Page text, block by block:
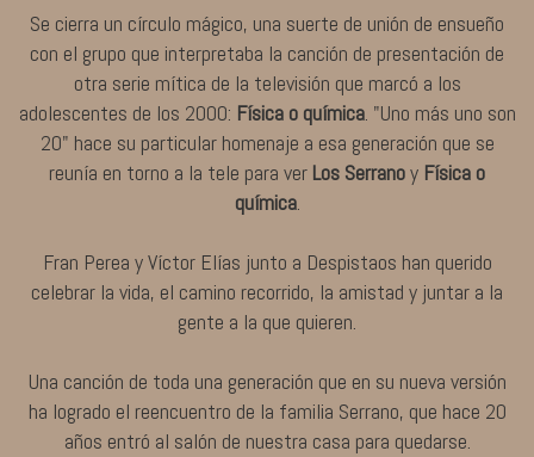
Se cierra un círculo mágico, una suerte de unión de ensueño
con el grupo que interpretaba la canción de presentación de
otra serie mítica de la televisión que marcó a los
adolescentes de los 2000: Física o química. "Uno más uno son
20" hace su particular homenaje a esa generación que se
reunía en torno a la tele para ver Los Serranoy Física o
química.
Fran Perea y Víctor Elías junto a Despistaos han querido
celebrar la vida, el camino recorrido, la amistad y juntar a la
gente a la que quieren.
Una canción de toda una generación que en su nueva versión
ha logrado el reencuentro de la familia Serrano, que hace 20
años entró al salón de nuestra casa para quedarse.